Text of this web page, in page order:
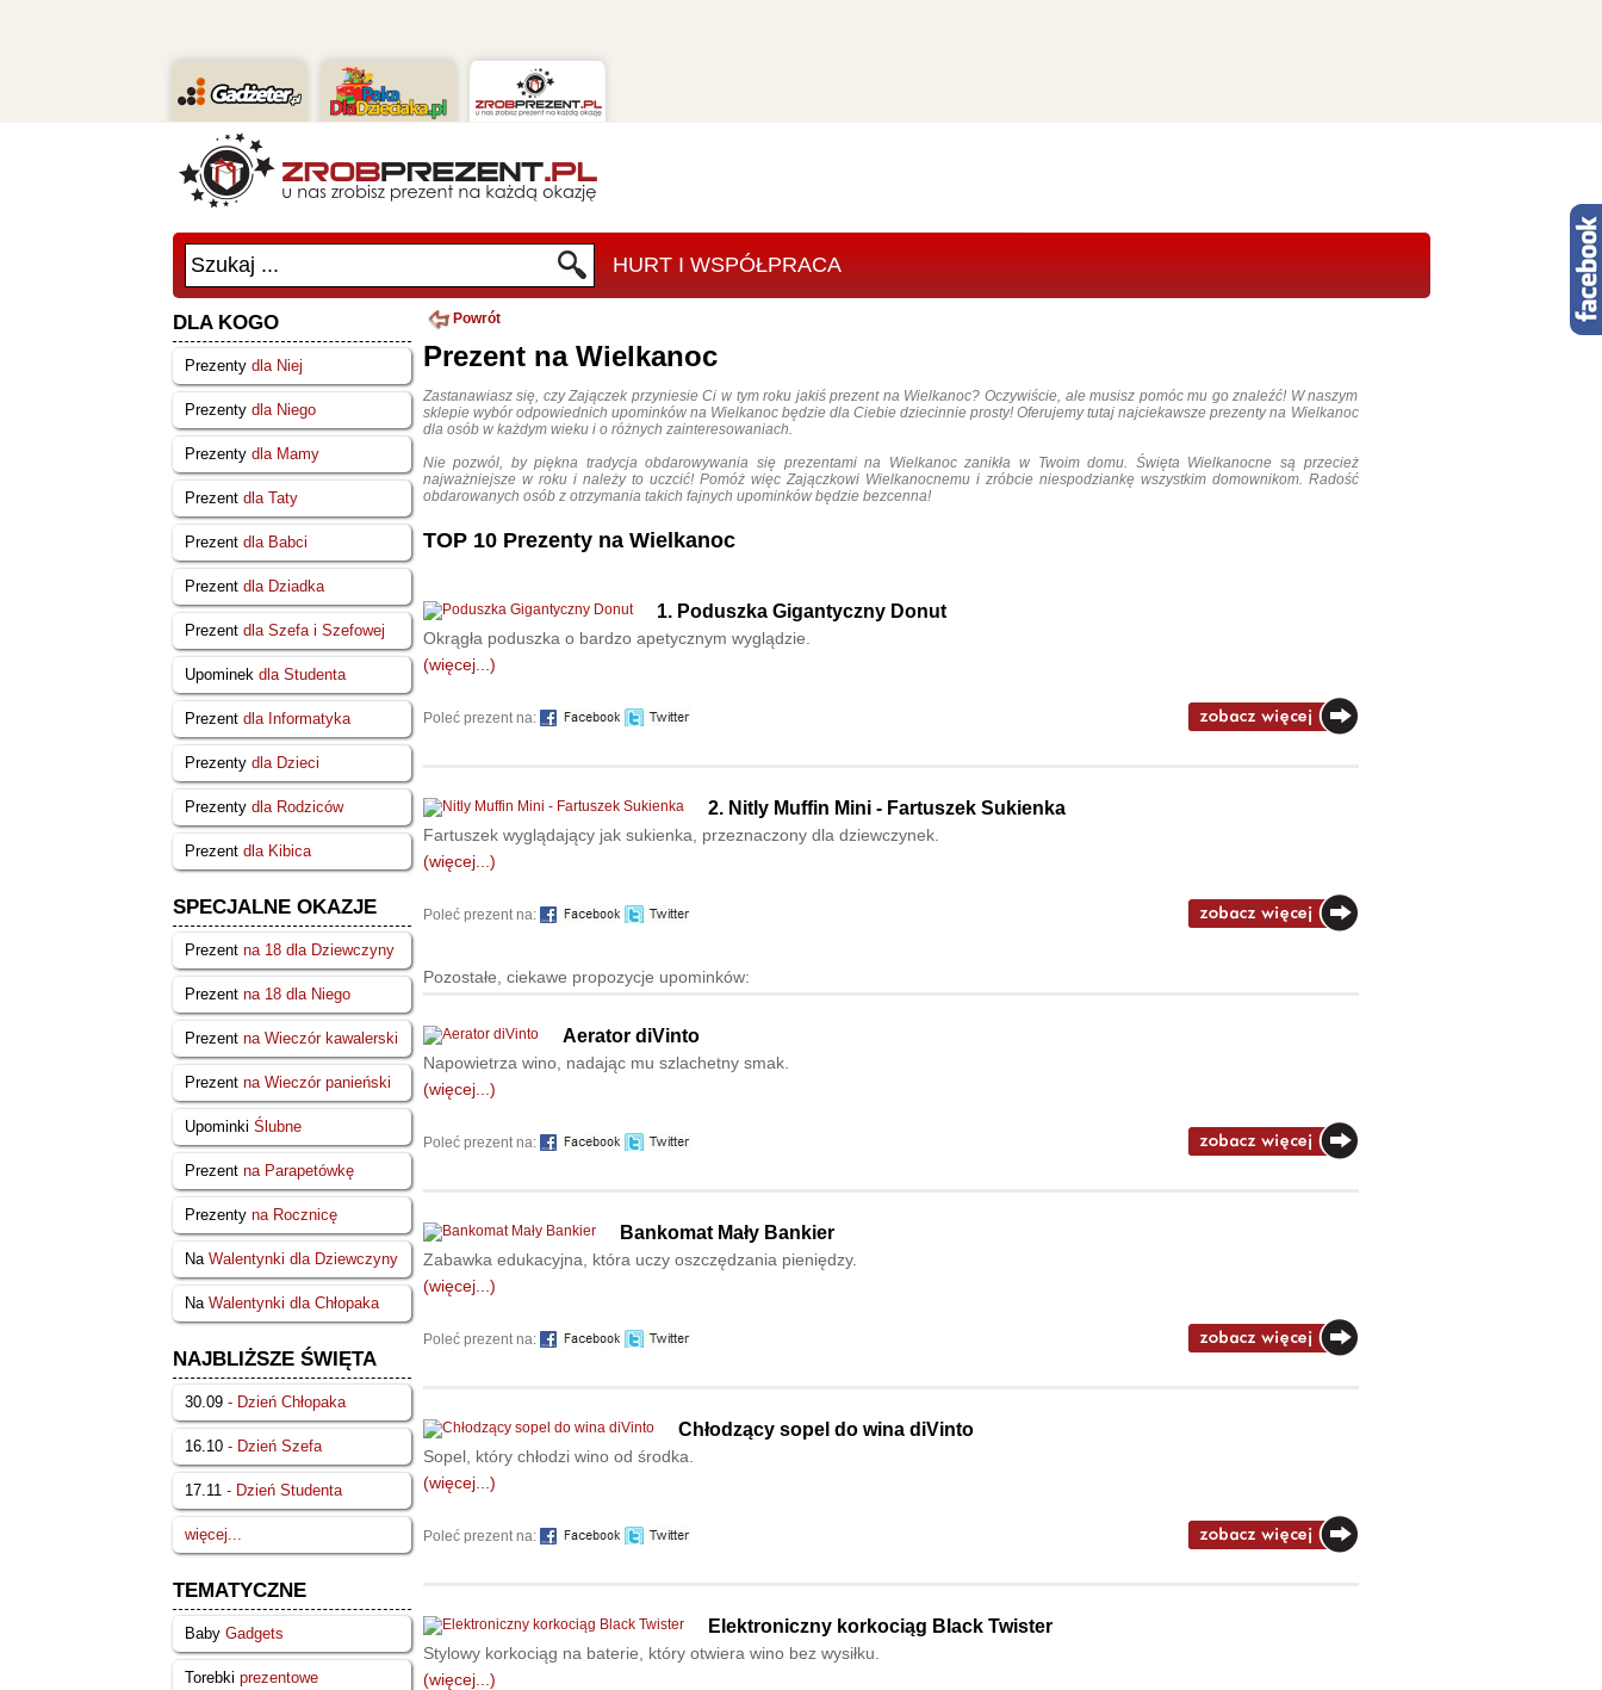
Szukaj ... HURT I WSPÓŁPRACA
DLA KOGO
Prezentydla Niej
Prezentydla Niego
Prezentydla Mamy
Prezentdla Taty
Prezentdla Babci
Prezentdla Dziadka
Prezentdla Szefa i Szefowej
Upominekdla Studenta
Prezentdla Informatyka
Prezentydla Dzieci
Prezentydla Rodziców
Prezentdla Kibica
SPECJALNE OKAZJE
Prezentna 18 dla Dziewczyny
Prezentna 18 dla Niego
Prezentna Wieczór kawalerski
Prezentna Wieczór panieński
Upominki Ślubne
Prezentna Parapetówkę
Prezentyna Rocznicę
NaWalentynki dla Dziewczyny
NaWalentynki dla Chłopaka
NAJBLIŻSZE ŚWIĘTA
30.09- Dzień Chłopaka
16.10- Dzień Szefa
17.11- Dzień Studenta
więcej...
TEMATYCZNE
BabyGadgets
Torebki prezentowe
Powrót
Prezent na Wielkanoc
Zastanawiasz się, czy Zajączek przyniesie Ci w tym roku jakiś prezent na Wielkanoc? Oczywiście, ale musisz pomóc mu go znaleźć! W naszym
sklepie wybór odpowiednich upominków na Wielkanoc będzie dla Ciebie dziecinnie prosty! Oferujemy tutaj najciekawsze prezenty na Wielkanoc
dla osób w każdym wieku i o różnych zainteresowaniach.
Nie pozwól, by piękna tradycja obdarowywania się prezentami na Wielkanoc zanikła w Twoim domu. Święta Wielkanocne są przecież
najważniejsze w roku i należy to uczcić! Pomóż więc Zajączkowi Wielkanocnemu i zróbcie niespodziankę wszystkim domownikom. Radość
obdarowanych osób z otrzymania takich fajnych upominków będzie bezcenna!
TOP 10 Prezenty na Wielkanoc
1. Poduszka Gigantyczny Donut
Okrągła poduszka o bardzo apetycznym wyglądzie.
(więcej...)
Poleć prezent na:
2. Nitly Muffin Mini - Fartuszek Sukienka
Fartuszek wyglądający jak sukienka, przeznaczony dla dziewczynek.
(więcej...)
Poleć prezent na:
Pozostałe, ciekawe propozycje upominków:
Aerator diVinto
Napowietrza wino, nadając mu szlachetny smak.
(więcej...)
Poleć prezent na:
Bankomat Mały Bankier
Zabawka edukacyjna, która uczy oszczędzania pieniędzy.
(więcej...)
Poleć prezent na:
Chłodzący sopel do wina diVinto
Sopel, który chłodzi wino od środka.
(więcej...)
Poleć prezent na:
Elektroniczny korkociąg Black Twister
Stylowy korkociąg na baterie, który otwiera wino bez wysiłku.
(więcej...)